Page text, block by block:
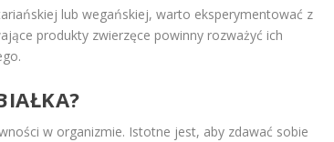
lub wegańskiej, warto eksperymentować z
produkty zwierzęce powinny rozważyć ich
w organizmie. Istotne jest, aby zdawać sobie